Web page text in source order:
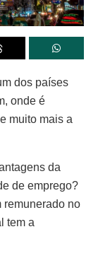
dos países
onde é
muito mais a
da
de emprego?
remunerado no
tem a